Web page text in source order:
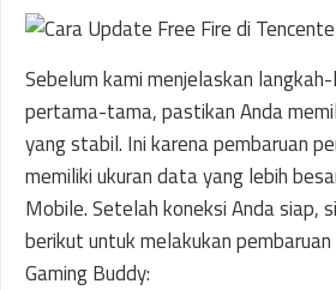
Sebelum kami menjelaskan
pertama-tama, pastikan Anda
yang stabil. Ini karena pembaruan
memiliki ukuran data yang lebih
Mobile. Setelah koneksi Anda siap,
berikut untuk melakukan
Gaming Buddy: